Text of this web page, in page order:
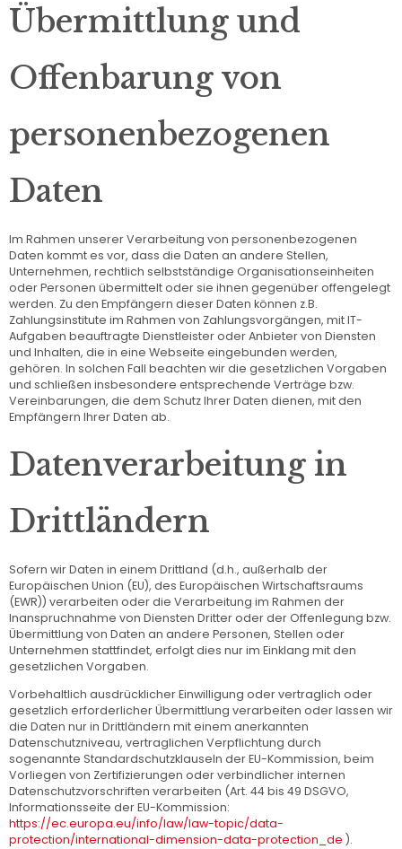
Übermittlung und
Offenbarung von
personenbezogenen
Daten
Im Rahmen unserer Verarbeitung von personenbezogenen
Daten kommt es vor, dass die Daten an andere Stellen,
Unternehmen, rechtlich selbstständige Organisationseinheiten
oder Personen übermittelt oder sie ihnen gegenüber offengelegt
werden. Zu den Empfängern dieser Daten können z.B.
Zahlungsinstitute im Rahmen von Zahlungsvorgängen, mit IT-
Aufgaben beauftragte Dienstleister oder Anbieter von Diensten
und Inhalten, die in eine Webseite eingebunden werden,
gehören. In solchen Fall beachten wir die gesetzlichen Vorgaben
und schließen insbesondere entsprechende Verträge bzw.
Vereinbarungen, die dem Schutz Ihrer Daten dienen, mit den
Empfängern Ihrer Daten ab.
Datenverarbeitung in
Drittländern
Sofern wir Daten in einem Drittland (d.h., außerhalb der
Europäischen Union (EU), des Europäischen Wirtschaftsraums
(EWR)) verarbeiten oder die Verarbeitung im Rahmen der
Inanspruchnahme von Diensten Dritter oder der Offenlegung bzw.
Übermittlung von Daten an andere Personen, Stellen oder
Unternehmen stattfindet, erfolgt dies nur im Einklang mit den
gesetzlichen Vorgaben.
Vorbehaltlich ausdrücklicher Einwilligung oder vertraglich oder
gesetzlich erforderlicher Übermittlung verarbeiten oder lassen wir
die Daten nur in Drittländern mit einem anerkannten
Datenschutzniveau, vertraglichen Verpflichtung durch
sogenannte Standardschutzklauseln der EU-Kommission, beim
Vorliegen von Zertifizierungen oder verbindlicher internen
Datenschutzvorschriften verarbeiten (Art. 44 bis 49 DSGVO,
Informationsseite der EU-Kommission:
https://ec.europa.eu/info/law/law-topic/data-
protection/international-dimension-data-protection_de ).